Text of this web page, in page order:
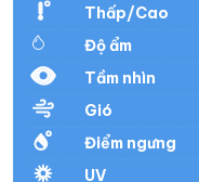
Thấp/Cao
Độ ẩm
Tầm nhìn
Gió
Điểm ngưng
UV